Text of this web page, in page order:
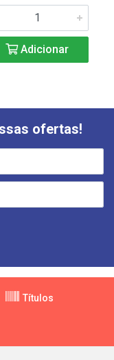
Adicionar
ofertas!
Títulos